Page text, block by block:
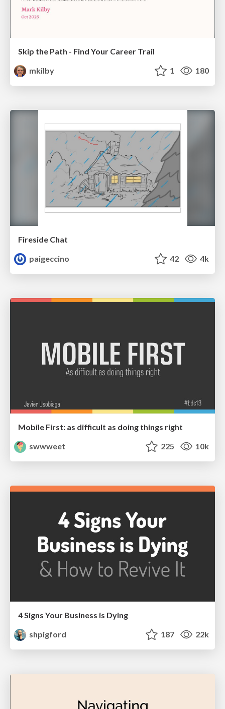
Skip the Path - Find Your Career Trail
mkilby
1 180
Fireside Chat
paigeccino
42 4k
Mobile First: as difficult as doing things right
swwweet
225 10k
4 Signs Your Business is Dying
shpigford
187 22k